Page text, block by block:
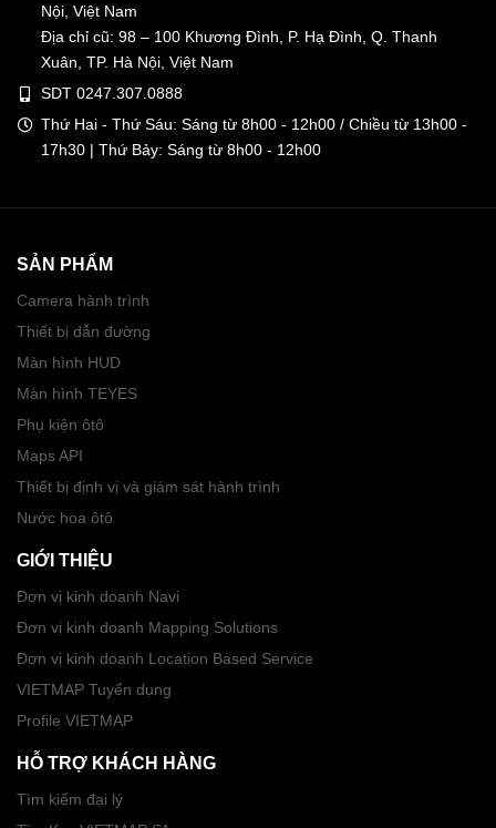
Nội, Việt Nam
Địa chỉ cũ: 98 – 100 Khương Đình, P. Hạ Đình, Q. Thanh
Xuân, TP. Hà Nội, Việt Nam
SDT 0247.307.0888
Thứ Hai - Thứ Sáu: Sáng từ 8h00 - 12h00 / Chiều từ 13h00 -
17h30 | Thứ Bảy: Sáng từ 8h00 - 12h00
SẢN PHẨM
Camera hành trình
Thiết bị dẫn đường
Màn hình HUD
Màn hình TEYES
Phụ kiện ôtô
Maps API
Thiết bị định vị và giám sát hành trình
Nước hoa ôtô
GIỚI THIỆU
Đơn vị kinh doanh Navi
Đơn vị kinh doanh Mapping Solutions
Đơn vị kinh doanh Location Based Service
VIETMAP Tuyển dụng
Profile VIETMAP
HỖ TRỢ KHÁCH HÀNG
Tìm kiếm đại lý